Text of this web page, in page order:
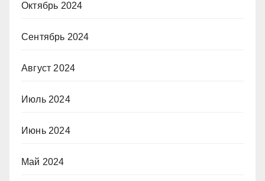
Октябрь 2024
Сентябрь 2024
Август 2024
Июль 2024
Июнь 2024
Май 2024